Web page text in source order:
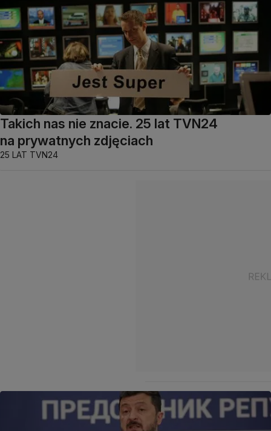
Takich nas nie znacie. 25 lat TVN24
na prywatnych zdjęciach
25 LAT TVN24